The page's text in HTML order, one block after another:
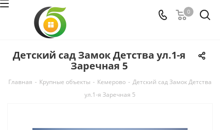
0
Детский сад Замок Детства ул.1-я
Заречная 5
Главная - Крупные объекты - Кемерово - Детский сад Замок Детства
ул.1-я Заречная 5